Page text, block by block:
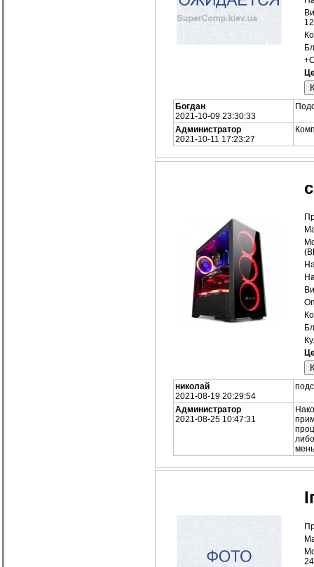
Богдан
2021-10-09 23:30:33
Администратор
2021-10-11 17:23:27
николай
2021-08-19 20:29:54
Администратор
2021-08-25 10:47:31